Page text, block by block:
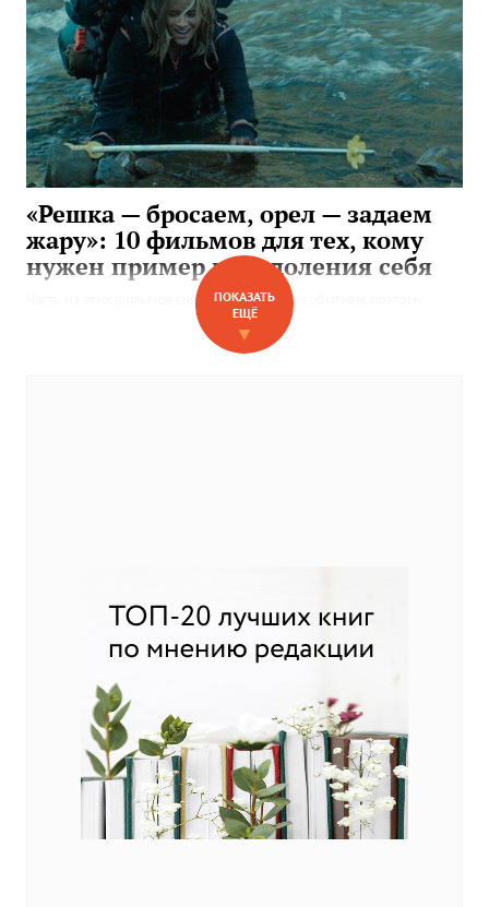
«Решка — бросаем, орел — задаем
жару»: 10 фильмов для тех, кому
нужен пример преодоления себя
Часть из этих фильмов сняты по реальным событиям, поэтому
отмахнуться с привычным «такое только в кино и бывает» у вас
ПОКАЗАТЬ
ЕЩЁ
▼